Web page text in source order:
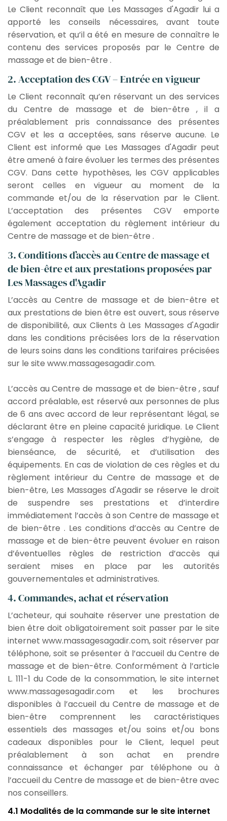
Le Client reconnaît que Les Massages d'Agadir lui a
apporté les conseils nécessaires, avant toute
réservation, et qu’il a été en mesure de connaître le
contenu des services proposés par le Centre de
massage et de bien-être .
2. Acceptation des CGV – Entrée en vigueur
Le Client reconnaît qu’en réservant un des services
du Centre de massage et de bien-être , il a
préalablement pris connaissance des présentes
CGV et les a acceptées, sans réserve aucune. Le
Client est informé que Les Massages d'Agadir peut
être amené à faire évoluer les termes des présentes
CGV. Dans cette hypothèses, les CGV applicables
seront celles en vigueur au moment de la
commande et/ou de la réservation par le Client.
L’acceptation des présentes CGV emporte
également acceptation du règlement intérieur du
Centre de massage et de bien-être .
3. Conditions d’accès au Centre de massage et
de bien-être et aux prestations proposées par
Les Massages d'Agadir
L’accès au Centre de massage et de bien-être et
aux prestations de bien être est ouvert, sous réserve
de disponibilité, aux Clients à Les Massages d'Agadir
dans les conditions précisées lors de la réservation
de leurs soins dans les conditions tarifaires précisées
sur le site www.massagesagadir.com.
L’accès au Centre de massage et de bien-être , sauf
accord préalable, est réservé aux personnes de plus
de 6 ans avec accord de leur représentant légal, se
déclarant être en pleine capacité juridique. Le Client
s’engage à respecter les règles d’hygiène, de
bienséance, de sécurité, et d’utilisation des
équipements. En cas de violation de ces règles et du
règlement intérieur du Centre de massage et de
bien-être, Les Massages d'Agadir se réserve le droit
de suspendre ses prestations et d’interdire
immédiatement l’accès à son Centre de massage et
de bien-être . Les conditions d’accès au Centre de
massage et de bien-être peuvent évoluer en raison
d’éventuelles règles de restriction d’accès qui
seraient mises en place par les autorités
gouvernementales et administratives.
4. Commandes, achat et réservation
L’acheteur, qui souhaite réserver une prestation de
bien être doit obligatoirement soit passer par le site
internet www.massagesagadir.com, soit réserver par
téléphone, soit se présenter à l’accueil du Centre de
massage et de bien-être. Conformément à l’article
L. 111-1 du Code de la consommation, le site internet
www.massagesagadir.com et les brochures
disponibles à l’accueil du Centre de massage et de
bien-être comprennent les caractéristiques
essentiels des massages et/ou soins et/ou bons
cadeaux disponibles pour le Client, lequel peut
préalablement à son achat en prendre
connaissance et échanger par téléphone ou à
l’accueil du Centre de massage et de bien-être avec
nos conseillers.
4.1 Modalités de la commande sur le site internet